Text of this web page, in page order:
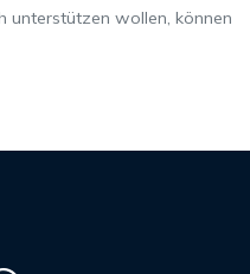
unterstützen wollen, können